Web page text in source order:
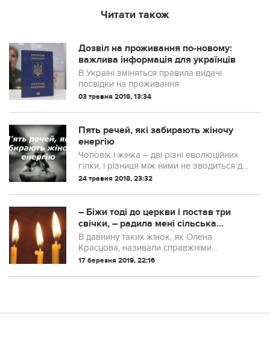
Читати також
Дозвіл на проживання по-новому:
важлива інформація для українців
В Україні зміняться правила видачі
посвідки на проживання
03 травня 2018, 13:34
Пять речей, які забирають жіночу
енергію
Чоловік і жінка – дві різні еволюційних
гілки, і різниця між ними не зводиться до
«маточки і тичинок» .
24 травня 2018, 23:32
– Біжи тоді до церкви і постав три
свічки, – радила мені сільська
знахарка. Цю тaємницю я ношу з
собою
В давнину таких жінок, як Олена
Красцова, називали справжніми
віщунками, відьмами, прозорливими чи
сучасніша назва, яку сьогодні часто
17 березня 2019, 22:16